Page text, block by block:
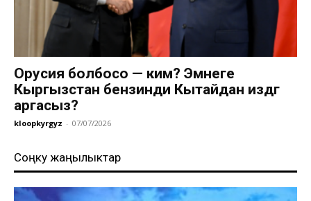
Орусия болбосо — ким? Эмнеге
Кыргызстан бензинди Кытайдан издөөгө
аргасыз?
kloopkyrgyz - 07/07/2026
Соңку жаңылыктар